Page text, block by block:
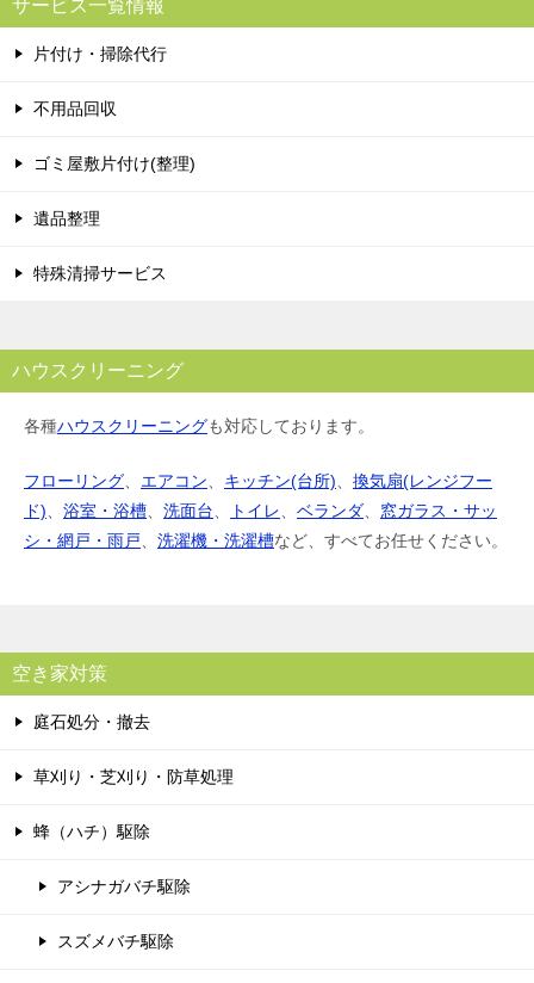
サービス一覧情報
片付け・掃除代行
不用品回収
ゴミ屋敷片付け(整理)
遺品整理
特殊清掃サービス
ハウスクリーニング
各種ハウスクリーニングも対応しております。
フローリング、 エアコン、 キッチン(台所)、 換気扇(レンジフー
ド)、 浴室・浴槽、 洗面台、 トイレ、 ベランダ、 窓ガラス・サッ
シ・網戸・雨戸、 洗濯機・洗濯槽など、すべてお任せください。
空き家対策
庭石処分・撤去
草刈り・芝刈り・防草処理
蜂（ハチ）駆除
アシナガバチ駆除
スズメバチ駆除